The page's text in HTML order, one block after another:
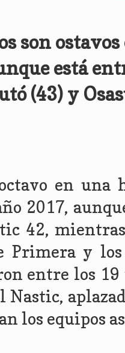
son
está
(43) y
en una
2017,
42,
Primera y
entre los
Nastic,
los equipos